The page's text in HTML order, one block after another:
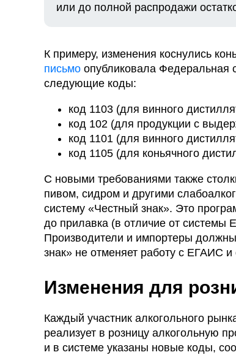
или до полной распродажи
К примеру, изменения коснулись
письмо опубликовала Федеральная
следующие коды:
код 1103 (для винного
код 102 (для продукции с
код 1101 (для винного
код 1105 (для коньячного
С новыми требованиями также
пивом, сидром и другими
систему «Честный знак». Это
до прилавка (в отличие от системы
Производители и импортеры
знак» не отменяет работу с ЕГАИС
Изменения для
Каждый участник алкогольного
реализует в розницу алкогольную
и в системе указаны новые коды,